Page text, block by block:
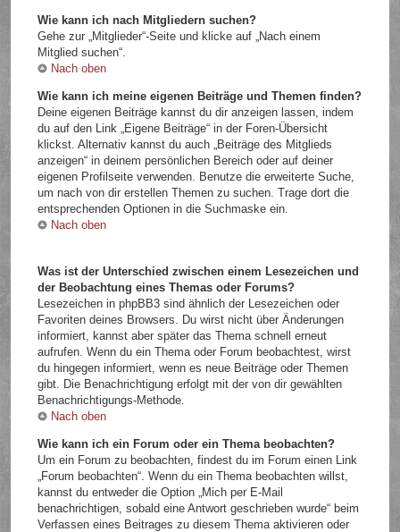
Wie kann ich nach Mitgliedern suchen?
Gehe zur „Mitglieder“-Seite und klicke auf „Nach einem
Mitglied suchen“.
Nach oben
Wie kann ich meine eigenen Beiträge und Themen finden?
Deine eigenen Beiträge kannst du dir anzeigen lassen, indem
du auf den Link „Eigene Beiträge“ in der Foren-Übersicht
klickst. Alternativ kannst du auch „Beiträge des Mitglieds
anzeigen“ in deinem persönlichen Bereich oder auf deiner
eigenen Profilseite verwenden. Benutze die erweiterte Suche,
um nach von dir erstellen Themen zu suchen. Trage dort die
entsprechenden Optionen in die Suchmaske ein.
Nach oben
Was ist der Unterschied zwischen einem Lesezeichen und
der Beobachtung eines Themas oder Forums?
Lesezeichen in phpBB3 sind ähnlich der Lesezeichen oder
Favoriten deines Browsers. Du wirst nicht über Änderungen
informiert, kannst aber später das Thema schnell erneut
aufrufen. Wenn du ein Thema oder Forum beobachtest, wirst
du hingegen informiert, wenn es neue Beiträge oder Themen
gibt. Die Benachrichtigung erfolgt mit der von dir gewählten
Benachrichtigungs-Methode.
Nach oben
Wie kann ich ein Forum oder ein Thema beobachten?
Um ein Forum zu beobachten, findest du im Forum einen Link
„Forum beobachten“. Wenn du ein Thema beobachten willst,
kannst du entweder die Option „Mich per E-Mail
benachrichtigen, sobald eine Antwort geschrieben wurde“ beim
Verfassen eines Beitrages zu diesem Thema aktivieren oder